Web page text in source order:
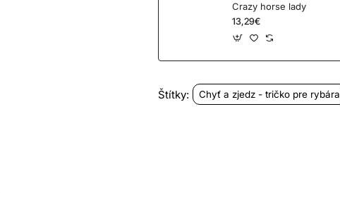
Crazy horse lady
13,29€
Štítky: Chyť a zjedz - tričko pre rybára